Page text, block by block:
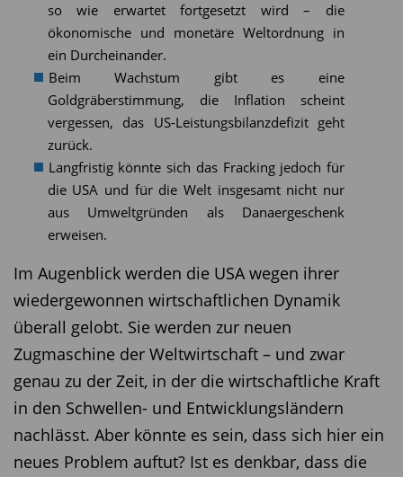
so wie erwartet fortgesetzt wird – die
ökonomische und monetäre Weltordnung in
ein Durcheinander.
Beim Wachstum gibt es eine
Goldgräberstimmung, die Inflation scheint
vergessen, das US-Leistungsbilanzdefizit geht
zurück.
Langfristig könnte sich das Fracking jedoch für
die USA und für die Welt insgesamt nicht nur
aus Umweltgründen als Danaergeschenk
erweisen.
Im Augenblick werden die USA wegen ihrer
wiedergewonnen wirtschaftlichen Dynamik
überall gelobt. Sie werden zur neuen
Zugmaschine der Weltwirtschaft – und zwar
genau zu der Zeit, in der die wirtschaftliche Kraft
in den Schwellen- und Entwicklungsländern
nachlässt. Aber könnte es sein, dass sich hier ein
neues Problem auftut? Ist es denkbar, dass die